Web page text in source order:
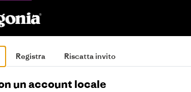
Registra Riscatta invito
un account locale